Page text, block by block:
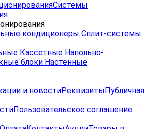
Системы
кондиционеры Сплит-системы
Кассетные Напольно-
блоки Настенные
и новостиРеквизитыПубличная
Пользовательское соглашение